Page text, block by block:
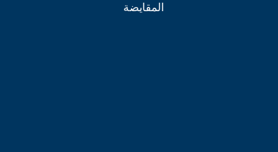
المقايضة